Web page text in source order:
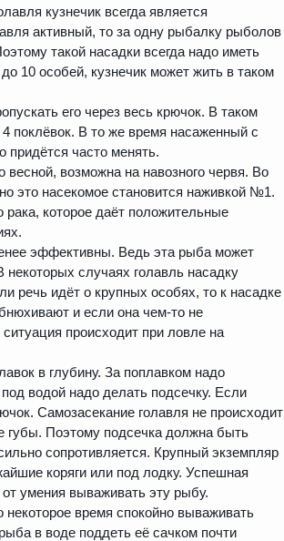
кузнечик всегда является
активный, то за одну рыбалку рыболов
такой насадки всегда надо иметь
10 особей, кузнечик может жить в таком
его через весь крючок. В таком
поклёвок. В то же время насаженный с
придётся часто менять.
весной, возможна на навозного червя. Во
это насекомое становится наживкой №1.
которое даёт положительные
эффективны. Ведь эта рыба может
случаях голавль насадку
речь идёт о крупных особях, то к насадке
и если она чем-то не
происходит при ловле на
в глубину. За поплавком надо
водой надо делать подсечку. Если
Самозасекание голавля не происходит
губы. Поэтому подсечка должна быть
сопротивляется. Крупный экземпляр
коряги или под лодку. Успешная
умения вываживать эту рыбу.
время спокойно вываживать
в воде поддеть её сачком почти